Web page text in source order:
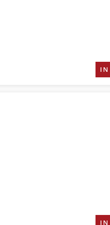
IN
IN